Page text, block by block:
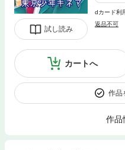
試し読み
dカード利
返品不可
カートへ
作品
作品